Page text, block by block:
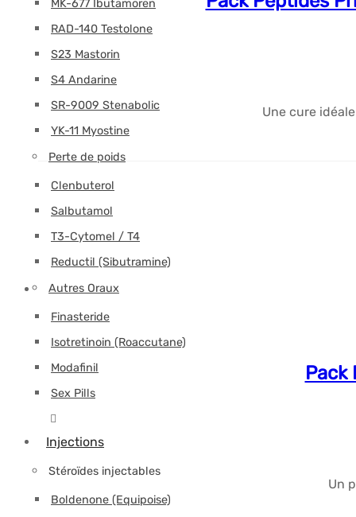
MK-677 Ibutamoren
RAD-140 Testolone
S23 Mastorin
S4 Andarine
SR-9009 Stenabolic
YK-11 Myostine
Perte de poids
Clenbuterol
Salbutamol
T3-Cytomel / T4
Reductil (Sibutramine)
Autres Oraux
Finasteride
Isotretinoin (Roaccutane)
Modafinil
Sex Pills
Injections
Stéroïdes injectables
Boldenone (Equipoise)
Une cure
Pack
Un